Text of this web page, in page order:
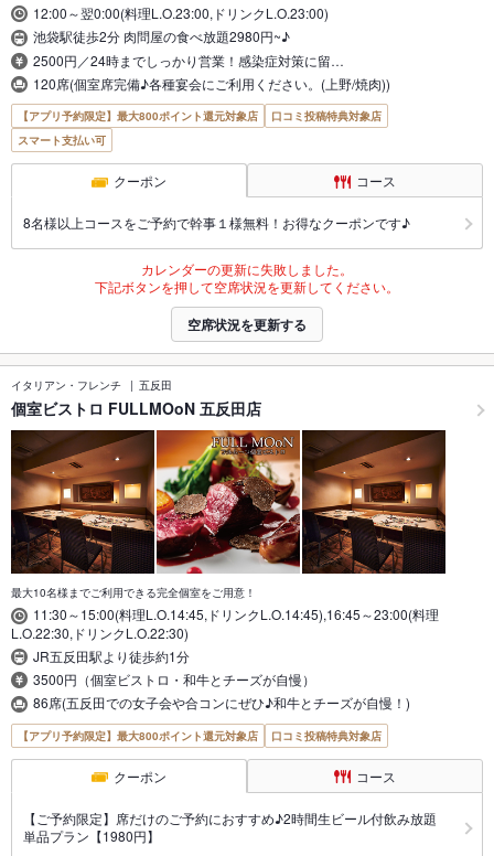
12:00～翌0:00(料理L.O.23:00,ドリンクL.O.23:00)
池袋駅徒歩2分 肉問屋の食べ放題2980円~♪
2500円／24時までしっかり営業！感染症対策に留…
120席(個室席完備♪各種宴会にご利用ください。(上野/焼肉))
【アプリ予約限定】最大800ポイント還元対象店
口コミ投稿特典対象店
スマート支払い可
クーポン コース
8名様以上コースをご予約で幹事１様無料！お得なクーポンです♪
カレンダーの更新に失敗しました。
下記ボタンを押して空席状況を更新してください。
空席状況を更新する
イタリアン・フレンチ 五反田
個室ビストロ FULLMOoN 五反田店
最大10名様までご利用できる完全個室をご用意！
11:30～15:00(料理L.O.14:45,ドリンクL.O.14:45),16:45～23:00(料理
L.O.22:30,ドリンクL.O.22:30)
JR五反田駅より徒歩約1分
3500円（個室ビストロ・和牛とチーズが自慢）
86席(五反田での女子会や合コンにぜひ♪和牛とチーズが自慢！)
【アプリ予約限定】最大800ポイント還元対象店 口コミ投稿特典対象店
クーポン コース
【ご予約限定】席だけのご予約におすすめ♪2時間生ビール付飲み放題
単品プラン【1980円】